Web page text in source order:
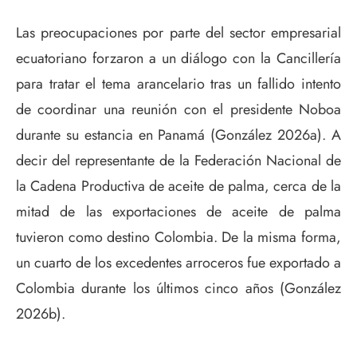
Las preocupaciones por parte del sector empresarial
ecuatoriano forzaron a un diálogo con la Cancillería
para tratar el tema arancelario tras un fallido intento
de coordinar una reunión con el presidente Noboa
durante su estancia en Panamá (González 2026a). A
decir del representante de la Federación Nacional de
la Cadena Productiva de aceite de palma, cerca de la
mitad de las exportaciones de aceite de palma
tuvieron como destino Colombia. De la misma forma,
un cuarto de los excedentes arroceros fue exportado a
Colombia durante los últimos cinco años (González
2026b).